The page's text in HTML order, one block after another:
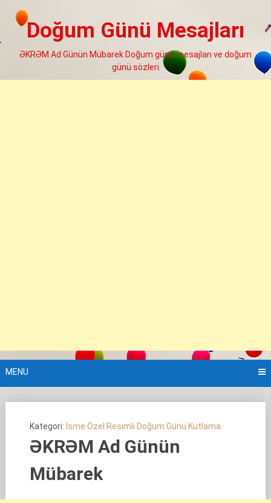
Doğum Günü Mesajları
ƏKRƏM Ad Günün Mübarek Doğum günü mesajları ve doğum
günü sözleri
MENU
Kategori: İsme Özel Resimli Doğum Günü Kutlama
ƏKRƏM Ad Günün
Mübarek